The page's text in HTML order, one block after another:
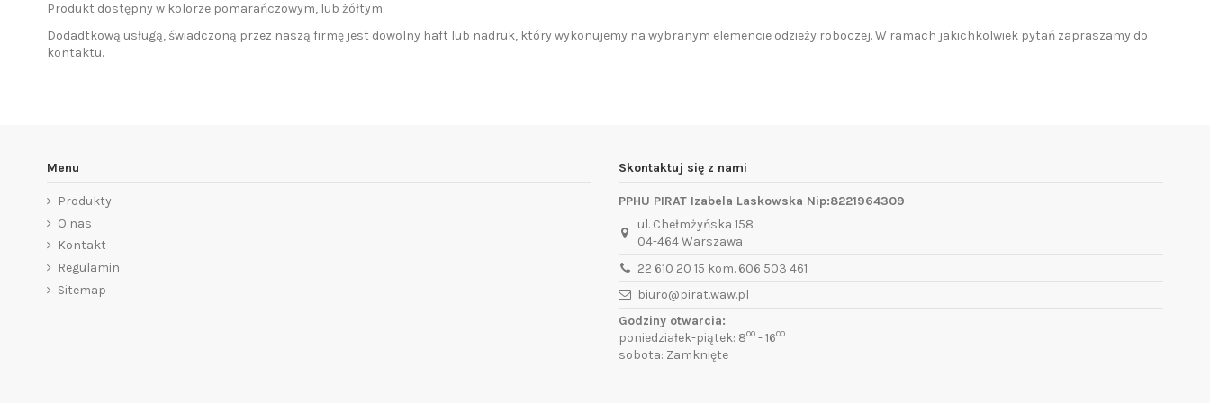
Produkt dostępny w kolorze pomarańczowym, lub żółtym.
Dodadtkową usługą, świadczoną przez naszą firmę jest dowolny haft lub nadruk, który wykonujemy na wybranym elemencie odzieży roboczej. W ramach jakichkolwiek pytań zapraszamy do
kontaktu.
Menu
Produkty
O nas
Kontakt
Regulamin
Sitemap
Skontaktuj się z nami
PPHU PIRAT Izabela Laskowska Nip:8221964309
ul. Chełmżyńska 158
04-464 Warszawa
22 610 20 15 kom. 606 503 461
biuro@pirat.waw.pl
Godziny otwarcia:
poniedziałek-piątek: 800 - 1600
sobota: Zamknięte